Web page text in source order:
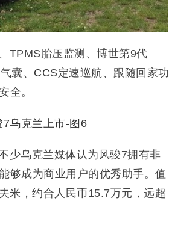
TPMS胎压监测、博世第9代
囊、 CCS定速巡航、跟随回家功
全。
少乌克兰媒体认为风骏7拥有非
够成为商业用户的优秀助手。值
米，约合人民币15.7万元，远超